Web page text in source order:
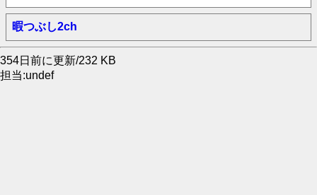
暇つぶし2ch
354日前に更新/232 KB
担当:undef